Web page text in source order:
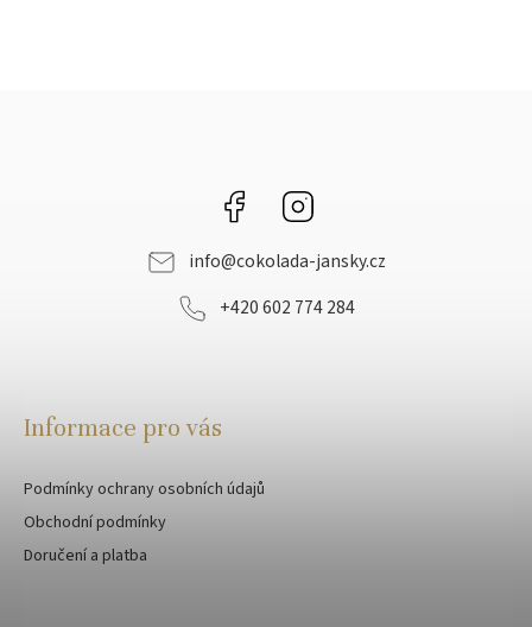
Facebook
info@cokolada-jansky.cz
+420 602 774 284
Informace pro vás
Podmínky ochrany osobních údajů
Obchodní podmínky
Doručení a platba